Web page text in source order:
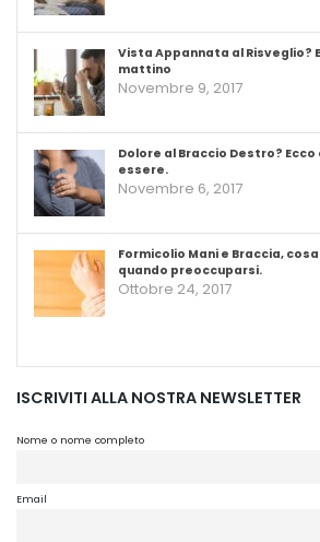
Vista Appannata al Risveglio?
mattino
Novembre 9, 2017
Dolore al Braccio Destro?
essere.
Novembre 6, 2017
Formicolio Mani e Braccia,
quando preoccuparsi.
Ottobre 24, 2017
ISCRIVITI ALLA NOSTRA NEWSLETTER
Nome o nome completo
Email